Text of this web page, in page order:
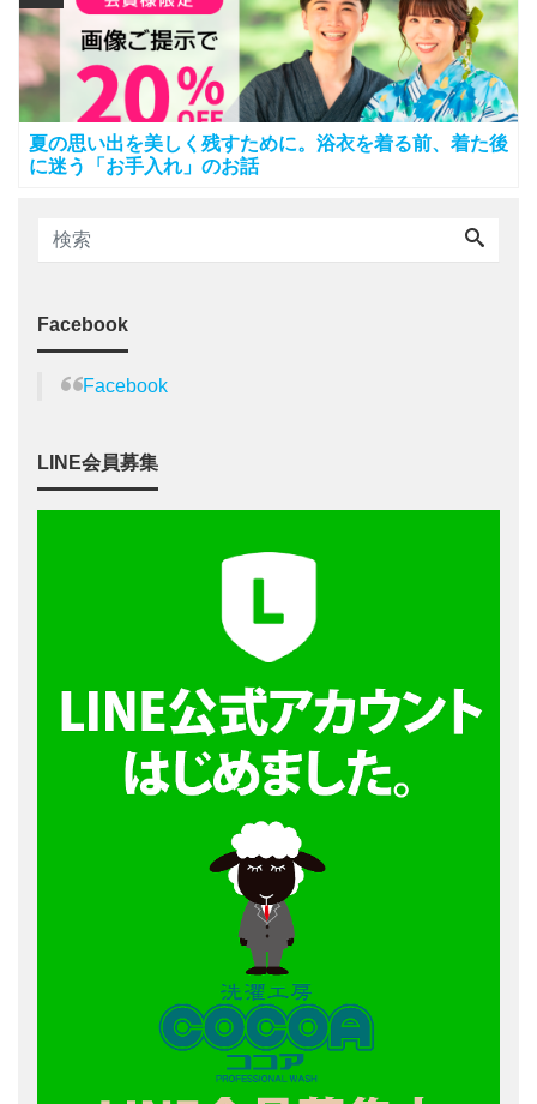
夏の思い出を美しく残すために。浴衣を着る前、着た後
に迷う「お手入れ」のお話
Facebook
Facebook
LINE会員募集